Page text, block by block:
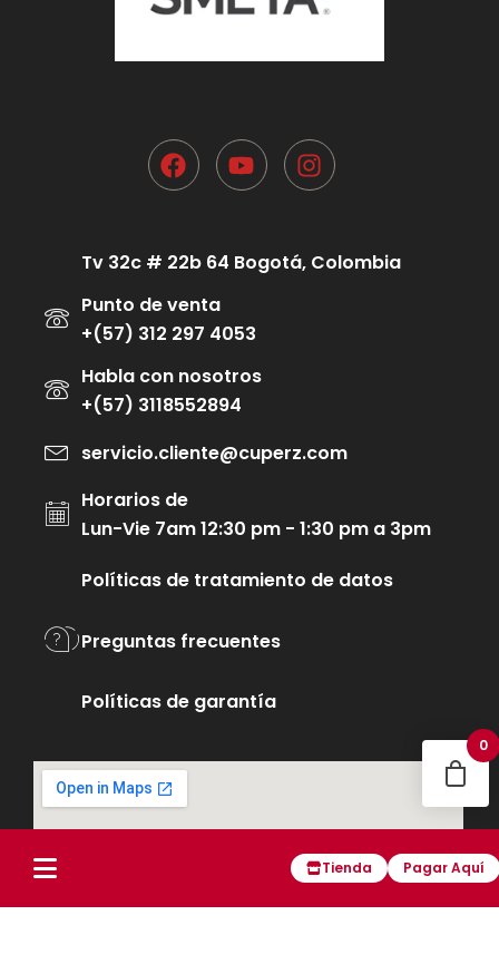
Tienda Pagar Aquí
Tv 32c # 22b 64 Bogotá, Colombia
Punto de venta
+(57) 312 297 4053
Habla con nosotros
+(57) 3118552894
servicio.cliente@cuperz.com
Horarios de
Lun-Vie 7am 12:30 pm - 1:30 pm a 3pm
Políticas de tratamiento de datos
Preguntas frecuentes
Políticas de garantía
0